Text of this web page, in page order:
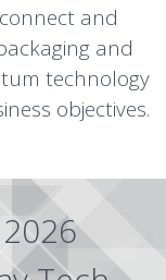
and
and
technology
objectives.